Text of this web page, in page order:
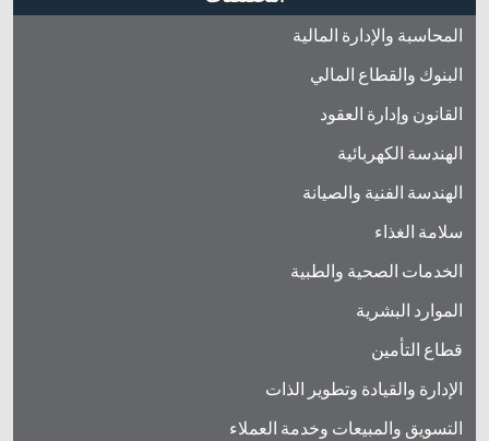
المحاسبة والإدارة المالية
البنوك والقطاع المالي
القانون وإدارة العقود
الهندسة الكهربائية
الهندسة الفنية والصيانة
سلامة الغذاء
الخدمات الصحية والطبية
الموارد البشرية
قطاع التأمين
الإدارة والقيادة وتطوير الذات
التسويق والمبيعات وخدمة العملاء